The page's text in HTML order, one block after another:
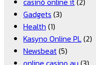
Gadgets (3)
Health (1)
Kasyno Online PL(2)
Newsbeat(5)